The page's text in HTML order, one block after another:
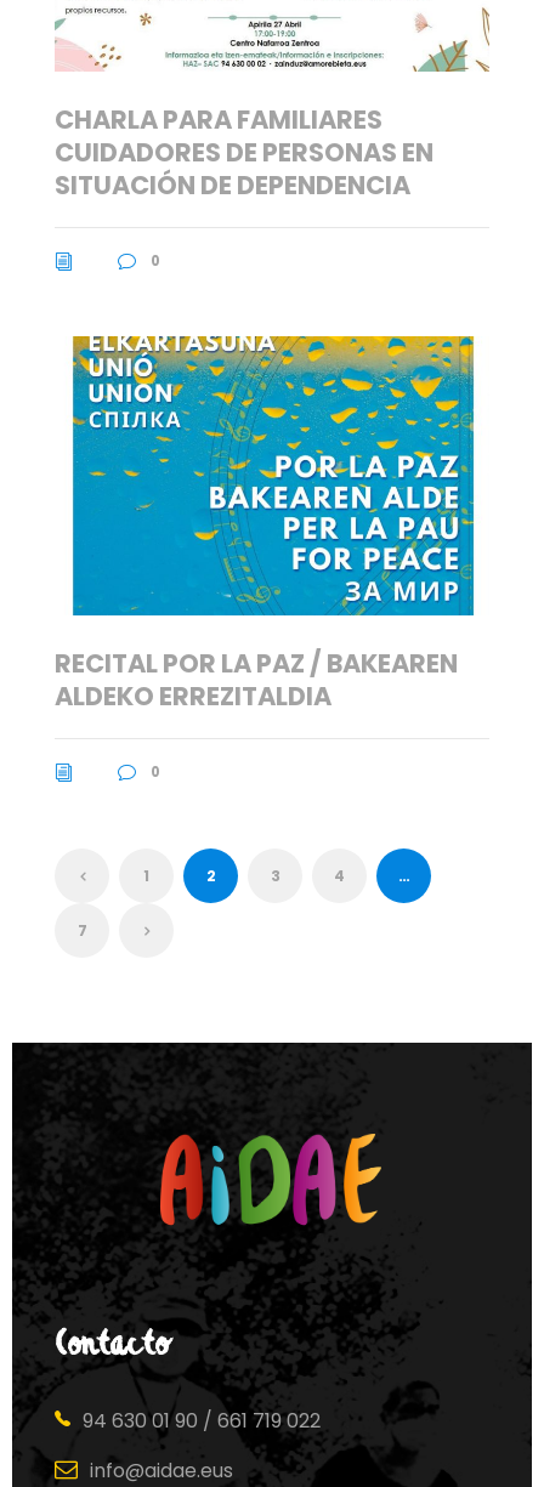
CHARLA PARA FAMILIARES
CUIDADORES DE PERSONAS EN
SITUACIÓN DE DEPENDENCIA
0
RECITAL POR LA PAZ / BAKEAREN
ALDEKO ERREZITALDIA
0
1 2 3 4 …
7
Contacto
94 630 01 90 / 661 719 022
info@aidae.eus